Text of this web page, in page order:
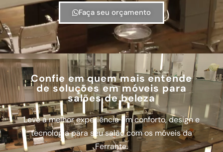
Faça seu orçamento
Confie em quem mais entende
de soluções em móveis para
salões de beleza
Leve a melhor experiência em conforto, design e
tecnologia para seu salão com os móveis da
Ferrante.